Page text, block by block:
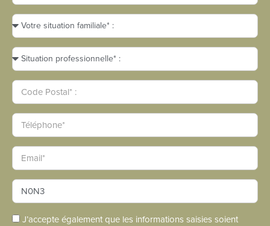
J’accepte également que les informations saisies soient